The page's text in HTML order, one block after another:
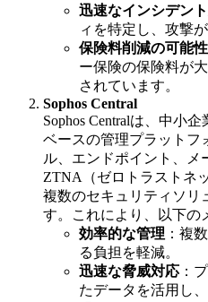
迅速なインシデン
ィを特定し、攻撃
保険料削減の可能性
ー保険の保険料が
されています。
Sophos Central
Sophos Centralは、中小
ベースの管理プラットフ
ル、エンドポイント、メ
ZTNA（ゼロトラストネ
複数のセキュリティソリ
す。これにより、以下の
効率的な管理 ：複
る負担を軽減。
迅速な脅威対応 ：
たデータを活用し